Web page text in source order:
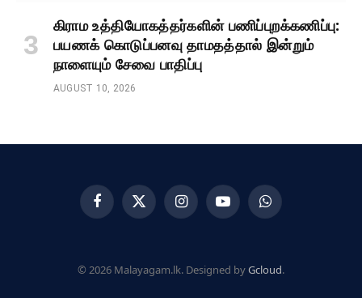
கிராம உத்தியோகத்தர்களின் பணிப்புறக்கணிப்பு:
பயணக் கொடுப்பனவு தாமதத்தால் இன்றும்
நாளையும் சேவை பாதிப்பு
AUGUST 10, 2026
FacebookX
(Twitter)
InstagramYouTubeWhatsApp
© 2026 Malayagam.lk. Designed byGcloud.